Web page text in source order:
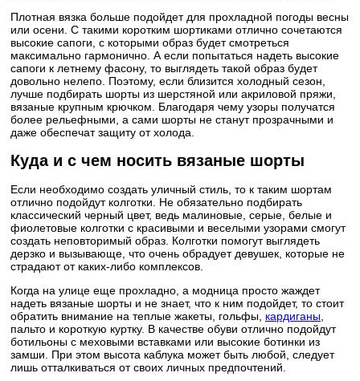
Плотная вязка больше подойдет для прохладной погоды весны
или осени. С такими коротким шортиками отлично сочетаются
высокие сапоги, с которыми образ будет смотреться
максимально гармонично. А если попытаться надеть высокие
сапоги к летнему фасону, то выглядеть такой образ будет
довольно нелепо. Поэтому, если близится холодный сезон,
лучше подбирать шорты из шерстяной или акриловой пряжи,
вязаные крупным крючком. Благодаря чему узоры получатся
более рельефными, а сами шорты не станут прозрачными и
даже обеспечат защиту от холода.
Куда и с чем носить вязаные шорты
Если необходимо создать уличный стиль, то к таким шортам
отлично подойдут колготки. Не обязательно подбирать
классический черный цвет, ведь малиновые, серые, белые и
фиолетовые колготки с красивыми и веселыми узорами смогут
создать неповторимый образ. Колготки помогут выглядеть
дерзко и вызывающе, что очень обрадует девушек, которые не
страдают от каких-либо комплексов.
Когда на улице еще прохладно, а модница просто жаждет
надеть вязаные шорты и не знает, что к ним подойдет, то стоит
обратить внимание на теплые жакеты, гольфы, кардиганы
пальто и короткую куртку. В качестве обуви отлично подойдут
ботильоны с меховыми вставками или высокие ботинки из
замши. При этом высота каблука может быть любой, следует
лишь отталкиваться от своих личных предпочтений.